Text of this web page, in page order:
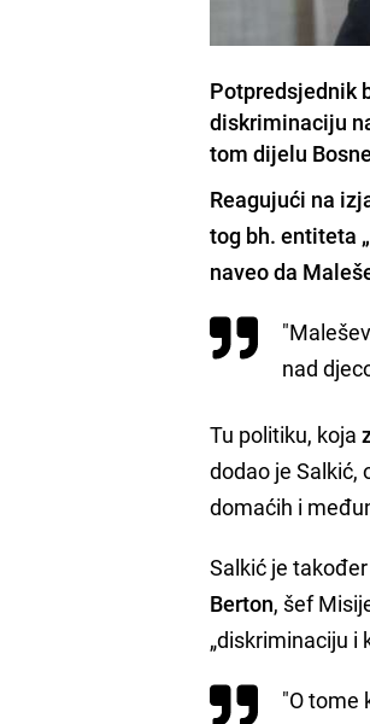
Potpredsjednik
diskriminaciju
tom dijelu
Reagujući na
tog bh. entiteta
naveo da
nad
Tu politiku, koja
dodao je Salkić,
domaćih i
Salkić je
Berton, šef
„diskriminaciju i
"O tome